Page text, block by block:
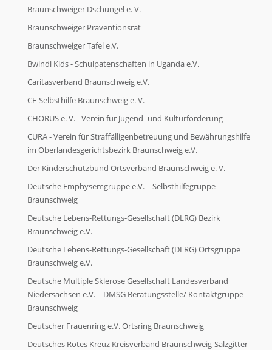
Braunschweiger Dschungel e. V.
Braunschweiger Präventionsrat
Braunschweiger Tafel e.V.
Bwindi Kids - Schulpatenschaften in Uganda e.V.
Caritasverband Braunschweig e.V.
CF-Selbsthilfe Braunschweig e. V.
CHORUS e. V. - Verein für Jugend- und Kulturförderung
CURA - Verein für Straffälligenbetreuung und Bewährungshilfe
im Oberlandesgerichtsbezirk Braunschweig e.V.
Der Kinderschutzbund Ortsverband Braunschweig e. V.
Deutsche Emphysemgruppe e.V. – Selbsthilfegruppe
Braunschweig
Deutsche Lebens-Rettungs-Gesellschaft (DLRG) Bezirk
Braunschweig e.V.
Deutsche Lebens-Rettungs-Gesellschaft (DLRG) Ortsgruppe
Braunschweig e.V.
Deutsche Multiple Sklerose Gesellschaft Landesverband
Niedersachsen e.V. – DMSG Beratungsstelle/ Kontaktgruppe
Braunschweig
Deutscher Frauenring e.V. Ortsring Braunschweig
Deutsches Rotes Kreuz Kreisverband Braunschweig-Salzgitter